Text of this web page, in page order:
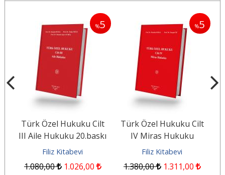
%5
Türk Özel Hukuku Cilt
III Aile Hukuku 20.baskı
Filiz Kitabevi
1.080,00 1.026,00
%5
Türk Özel Hukuku Cilt
IV Miras Hukuku
21.baskı
Filiz Kitabevi
1.380,00 1.311,00